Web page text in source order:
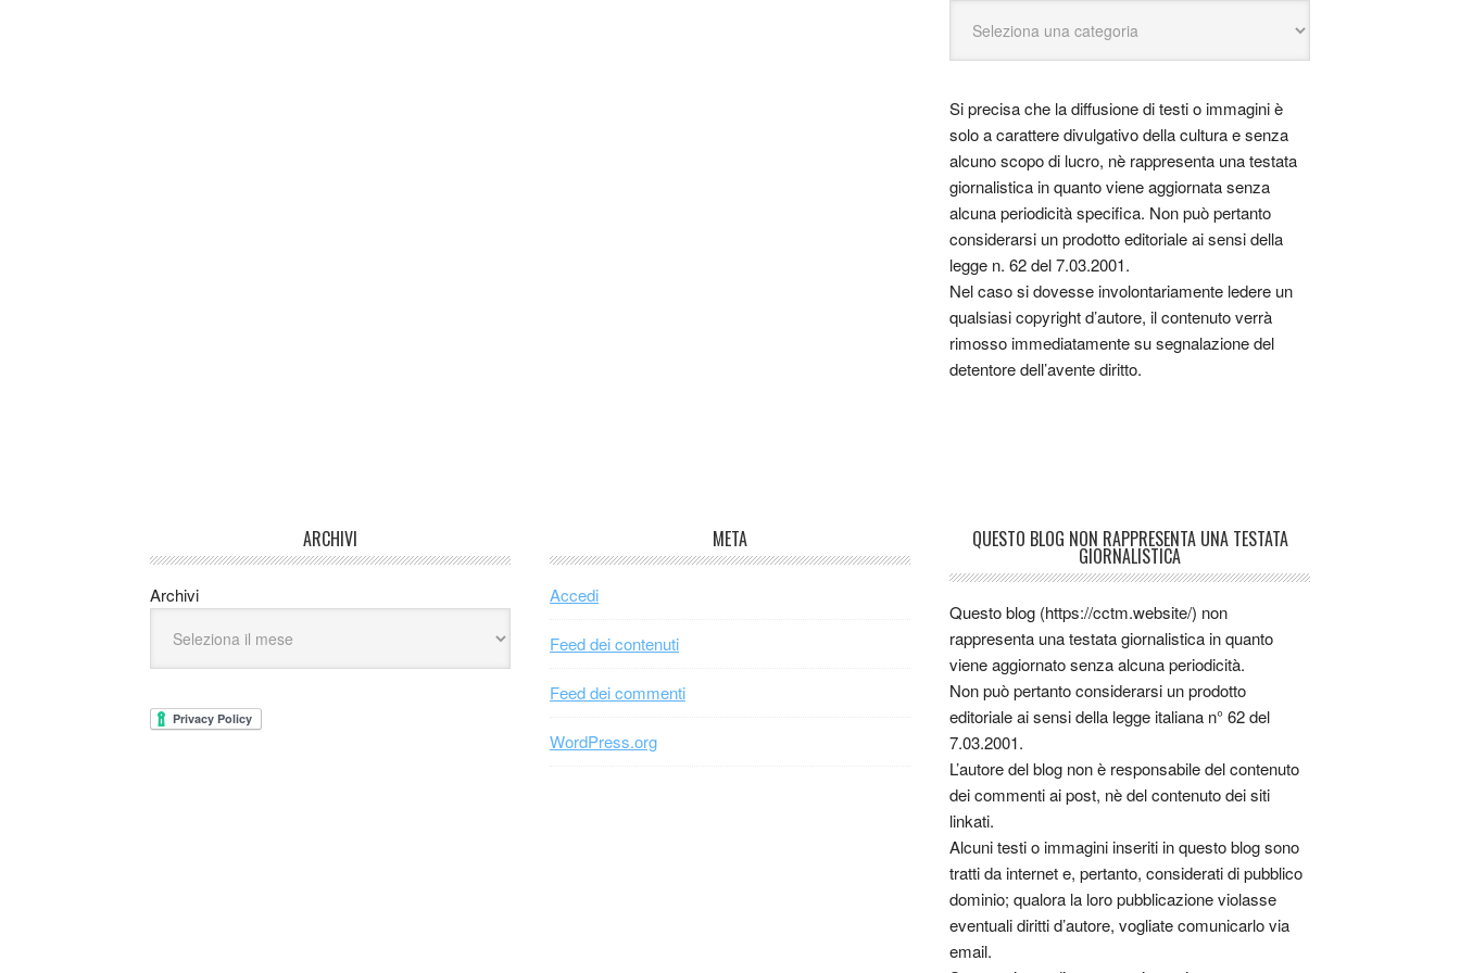
Si precisa che la diffusione di testi o immagini è
solo a carattere divulgativo della cultura e senza
alcuno scopo di lucro, nè rappresenta una testata
giornalistica in quanto viene aggiornata senza
alcuna periodicità specifica. Non può pertanto
considerarsi un prodotto editoriale ai sensi della
legge n. 62 del 7.03.2001.
Nel caso si dovesse involontariamente ledere un
qualsiasi copyright d’autore, il contenuto verrà
rimosso immediatamente su segnalazione del
detentore dell’avente diritto.
ARCHIVI
Archivi
META
Accedi
Feed dei contenuti
Feed dei commenti
WordPress.org
QUESTO BLOG NON RAPPRESENTA UNA TESTATA
GIORNALISTICA
Questo blog (https://cctm.website/) non
rappresenta una testata giornalistica in quanto
viene aggiornato senza alcuna periodicità.
Non può pertanto considerarsi un prodotto
editoriale ai sensi della legge italiana n° 62 del
7.03.2001.
L’autore del blog non è responsabile del contenuto
dei commenti ai post, nè del contenuto dei siti
linkati.
Alcuni testi o immagini inseriti in questo blog sono
tratti da internet e, pertanto, considerati di pubblico
dominio; qualora la loro pubblicazione violasse
eventuali diritti d’autore, vogliate comunicarlo via
email.